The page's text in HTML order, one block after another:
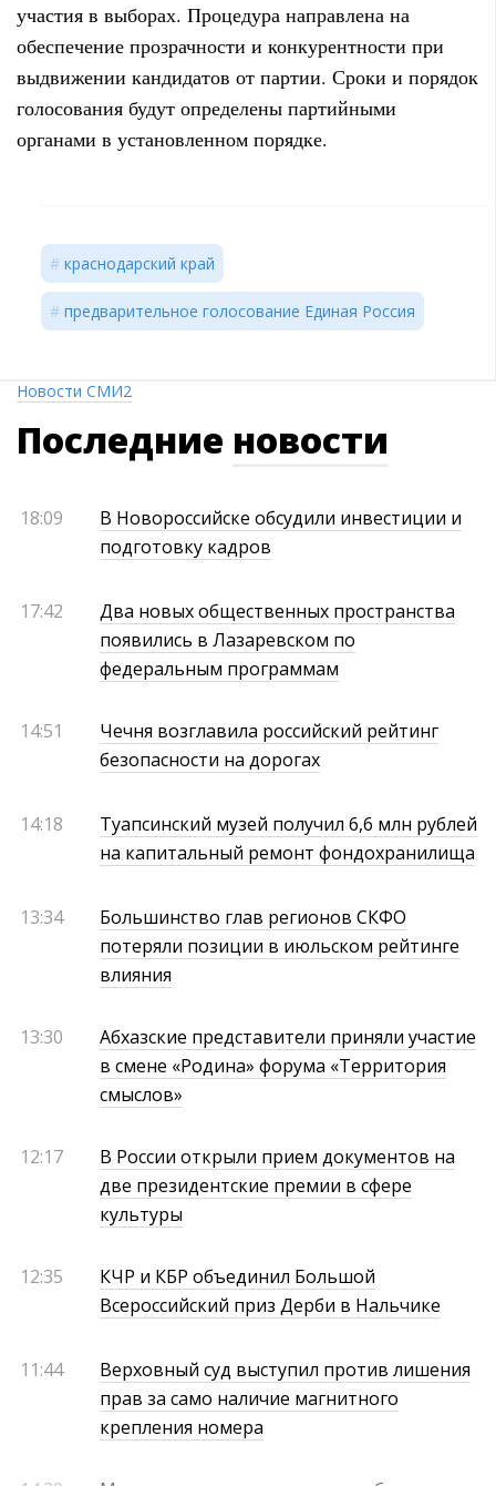
участия в выборах. Процедура направлена на
обеспечение прозрачности и конкурентности при
выдвижении кандидатов от партии. Сроки и порядок
голосования будут определены партийными
органами в установленном порядке.
краснодарский край
предварительное голосование Единая Россия
Новости СМИ2
Последние новости
18:09
В Новороссийске обсудили инвестиции и
подготовку кадров
17:42
Два новых общественных пространства
появились в Лазаревском по
федеральным программам
14:51
Чечня возглавила российский рейтинг
безопасности на дорогах
14:18
Туапсинский музей получил 6,6 млн рублей
на капитальный ремонт фондохранилища
13:34
Большинство глав регионов СКФО
потеряли позиции в июльском рейтинге
влияния
13:30
Абхазские представители приняли участие
в смене «Родина» форума «Территория
смыслов»
12:17
В России открыли прием документов на
две президентские премии в сфере
культуры
12:35
КЧР и КБР объединил Большой
Всероссийский приз Дерби в Нальчике
11:44
Верховный суд выступил против лишения
прав за само наличие магнитного
крепления номера